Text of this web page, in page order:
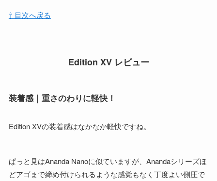
⇧ 目次へ戻る
Edition XVレビュー
装着感｜重さのわりに軽快！
Edition XVの装着感はなかなか軽快ですね。
ぱっと見はAnanda Nanoに似ていますが、Anandaシリーズほ
どアゴまで締め付けられるような感覚もなく丁度よい側圧で